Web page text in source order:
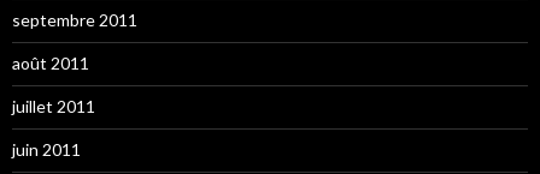
septembre 2011
août 2011
juillet 2011
juin 2011